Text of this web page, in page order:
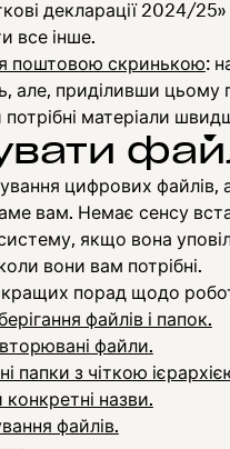
декларації 2024/25»
все інше.
поштовою скринькою:
але, приділивши цьому
матеріали
цифрових файлів,
вам. Немає сенсу
якщо вона
вони вам потрібні.
порад щодо
файлів і папок.
файли.
папки з чіткою
назви.
файлів.